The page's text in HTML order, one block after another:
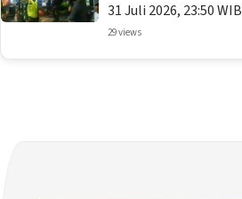
31 Juli 2026, 23:50 WIB
29 views